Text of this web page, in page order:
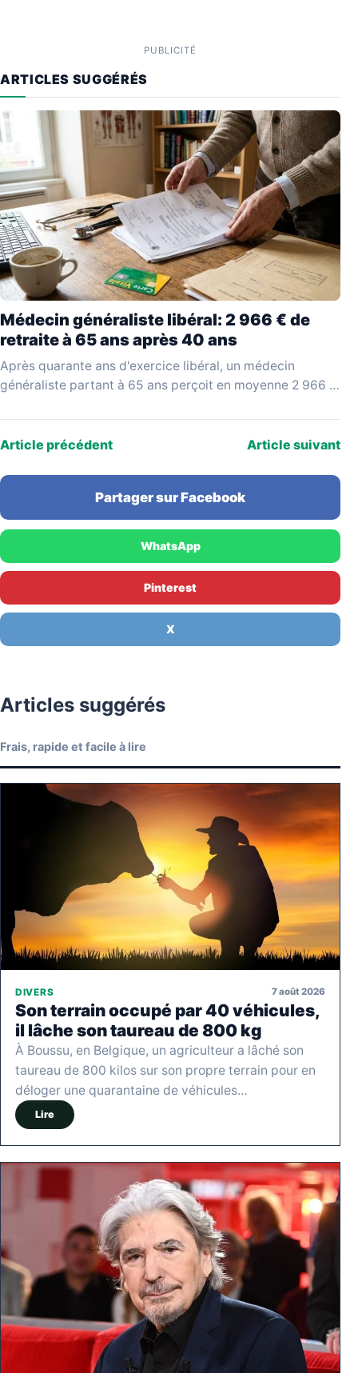
PUBLICITÉ
ARTICLES SUGGÉRÉS
Médecin généraliste libéral: 2 966 € de
retraite à 65 ans après 40 ans
Après quarante ans d'exercice libéral, un médecin
généraliste partant à 65 ans perçoit en moyenne 2 966 €
Article précédent Article suivant
Partager sur Facebook
WhatsApp
Pinterest
X
Articles suggérés
Frais, rapide et facile à lire
DIVERS 7 août 2026
Son terrain occupé par 40 véhicules,
il lâche son taureau de 800 kg
À Boussu, en Belgique, un agriculteur a lâché son
taureau de 800 kilos sur son propre terrain pour en
déloger une quarantaine de véhicules…
Lire